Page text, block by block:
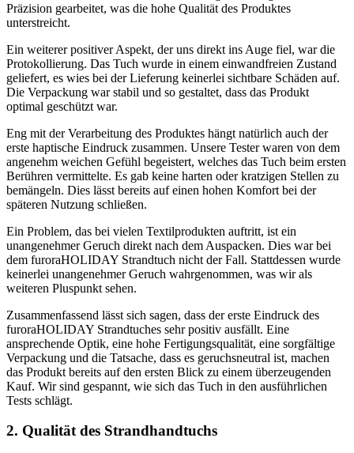
Präzision gearbeitet, was die hohe Qualität des Produktes
unterstreicht.
Ein weiterer positiver Aspekt, der uns direkt ins Auge fiel, war die
Protokollierung. Das Tuch wurde in einem einwandfreien Zustand
geliefert, es wies bei der Lieferung keinerlei sichtbare Schäden auf.
Die Verpackung war stabil und so gestaltet, dass das Produkt
optimal geschützt war.
Eng mit der Verarbeitung des Produktes hängt natürlich auch der
erste haptische Eindruck zusammen. Unsere Tester waren von dem
angenehm weichen Gefühl begeistert, welches das Tuch beim ersten
Berühren vermittelte. Es gab keine harten oder kratzigen Stellen zu
bemängeln. Dies lässt bereits auf einen hohen Komfort bei der
späteren Nutzung schließen.
Ein Problem, das bei vielen Textilprodukten auftritt, ist ein
unangenehmer Geruch direkt nach dem Auspacken. Dies war bei
dem furoraHOLIDAY Strandtuch nicht der Fall. Stattdessen wurde
keinerlei unangenehmer Geruch wahrgenommen, was wir als
weiteren Pluspunkt sehen.
Zusammenfassend lässt sich sagen, dass der erste Eindruck des
furoraHOLIDAY Strandtuches sehr positiv ausfällt. Eine
ansprechende Optik, eine hohe Fertigungsqualität, eine sorgfältige
Verpackung und die Tatsache, dass es geruchsneutral ist, machen
das Produkt bereits auf den ersten Blick zu einem überzeugenden
Kauf. Wir sind gespannt, wie sich das Tuch in den ausführlichen
Tests schlägt.
2. Qualität des Strandhandtuchs